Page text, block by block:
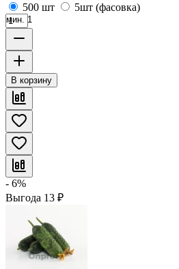
500 шт
5шт (фасовка)
мин. 1
В корзину
- 6%
Выгода 13 ₽